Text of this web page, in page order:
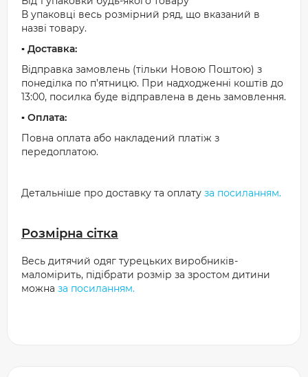
В упаковці весь розмірний ряд, що вказаний в
назві товару.
▪️ Доставка:
Відправка замовлень (тільки Новою Поштою) з
понеділка по п’ятницю. При надходженні коштів до
13:00, посилка буде відправлена в день замовлення.
▪️ Оплата:
Повна оплата або накладений платіж з
передоплатою.
Детальніше про доставку та оплату за посиланням.
Розмірна сітка
Весь дитячий одяг турецьких виробників-
маломірить, підібрати розмір за зростом дитини
можна за посиланням.